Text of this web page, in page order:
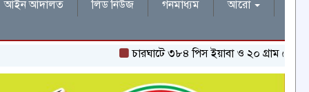
আইন আদালত লিড নিউজ গনমাধ্যম
আরো
চারঘাটে ৩৮৪ পিস ইয়াবা ও ২০ গ্রাম হেরোইনসহ একজন